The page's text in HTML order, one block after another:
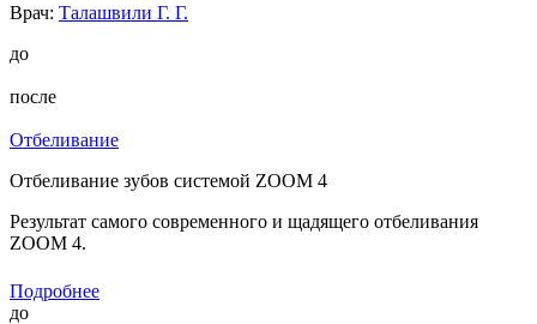
Врач: Талашвили Г. Г.
до
после
Отбеливание
Отбеливание зубов системой ZOOM 4
Результат самого современного и щадящего отбеливания
ZOOM 4.
Подробнее
до